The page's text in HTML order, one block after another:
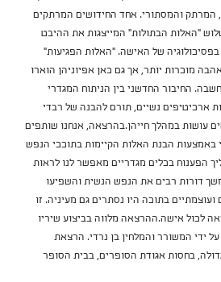
המרתק והמסתורי. אחד החידושים המרתקים
"האלות הבתולות" המייצגות את ההיבט
של האישה. "האלות הפגיעות"
מוכרות יותר, אך גם כאן אפיוניהן הוארו
החיבור החדשני בין הניתוח המגדרי
ארכיטיפים נשיים, תורם להבנה של רבדי
עושות במהלך חייהן.בהרצאה, אנחנו שותפים
באמצעות הבנת האלות הקיימות בתוככי הנפש
הפענוח בכלים מגדריים מאפשר לנו לראות
דורות רבים את הנפש הנשית והשפיעו
בתוכה היו נסתרים גם מעיניה. זו
לכול אישה.ההרצאה מלווה בביצוע שיריו
ידי המשורר והמלחין בן נרדי. הרצאת
בחסות אגודת הסופרים, בבית הסופר